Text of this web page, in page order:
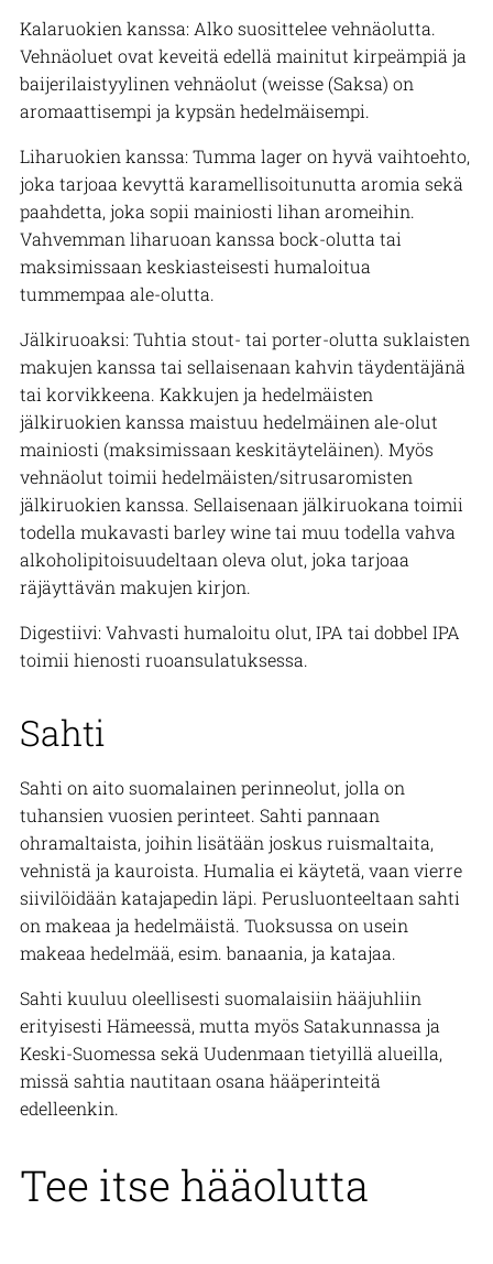
Kalaruokien kanssa: Alko suosittelee vehnäolutta.
Vehnäoluet ovat keveitä edellä mainitut kirpeämpiä ja
baijerilaistyylinen vehnäolut (weisse (Saksa) on
aromaattisempi ja kypsän hedelmäisempi.
Liharuokien kanssa: Tumma lager on hyvä vaihtoehto,
joka tarjoaa kevyttä karamellisoitunutta aromia sekä
paahdetta, joka sopii mainiosti lihan aromeihin.
Vahvemman liharuoan kanssa bock-olutta tai
maksimissaan keskiasteisesti humaloitua
tummempaa ale-olutta.
Jälkiruoaksi: Tuhtia stout- tai porter-olutta suklaisten
makujen kanssa tai sellaisenaan kahvin täydentäjänä
tai korvikkeena. Kakkujen ja hedelmäisten
jälkiruokien kanssa maistuu hedelmäinen ale-olut
mainiosti (maksimissaan keskitäyteläinen). Myös
vehnäolut toimii hedelmäisten/sitrusaromisten
jälkiruokien kanssa. Sellaisenaan jälkiruokana toimii
todella mukavasti barley wine tai muu todella vahva
alkoholipitoisuudeltaan oleva olut, joka tarjoaa
räjäyttävän makujen kirjon.
Digestiivi: Vahvasti humaloitu olut, IPA tai dobbel IPA
toimii hienosti ruoansulatuksessa.
Sahti
Sahti on aito suomalainen perinneolut, jolla on
tuhansien vuosien perinteet. Sahti pannaan
ohramaltaista, joihin lisätään joskus ruismaltaita,
vehnistä ja kauroista. Humalia ei käytetä, vaan vierre
siivilöidään katajapedin läpi. Perusluonteeltaan sahti
on makeaa ja hedelmäistä. Tuoksussa on usein
makeaa hedelmää, esim. banaania, ja katajaa.
Sahti kuuluu oleellisesti suomalaisiin hääjuhliin
erityisesti Hämeessä, mutta myös Satakunnassa ja
Keski-Suomessa sekä Uudenmaan tietyillä alueilla,
missä sahtia nautitaan osana hääperinteitä
edelleenkin.
Tee itse hääolutta